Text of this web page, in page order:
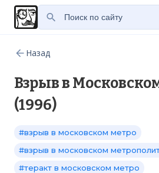
Назад
Взрыв в
(1996)
#взрыв в московском метро
#взрыв в московском
#теракт в московском метро